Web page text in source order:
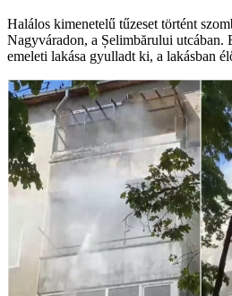
Halálos kimenetelű tűzeset történt
Nagyváradon, a Șelimbărului utcában.
emeleti lakása gyulladt ki, a lakásban